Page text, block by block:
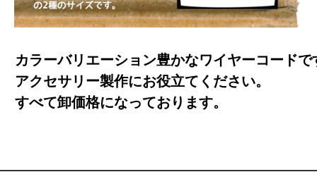
カラーバリエーション豊かなワイヤーコードで
アクセサリー製作にお役立てください。
すべて卸価格になっております。